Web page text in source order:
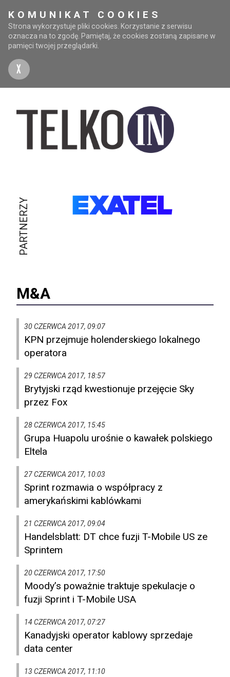
KOMUNIKAT COOKIES
Strona wykorzystuje pliki cookies. Korzystanie z serwisu
oznacza na to zgodę. Pamiętaj, że cookies zostaną zapisane w
pamięci twojej przeglądarki.
X
PARTNERZY
M&A
30 CZERWCA 2017, 09:07
KPN przejmuje holenderskiego lokalnego
operatora
29 CZERWCA 2017, 18:57
Brytyjski rząd kwestionuje przejęcie Sky
przez Fox
28 CZERWCA 2017, 15:45
Grupa Huapolu urośnie o kawałek polskiego
Eltela
27 CZERWCA 2017, 10:03
Sprint rozmawia o współpracy z
amerykańskimi kablówkami
21 CZERWCA 2017, 09:04
Handelsblatt: DT chce fuzji T-Mobile US ze
Sprintem
20 CZERWCA 2017, 17:50
Moody’s poważnie traktuje spekulacje o
fuzji Sprint i T-Mobile USA
14 CZERWCA 2017, 07:27
Kanadyjski operator kablowy sprzedaje
data center
13 CZERWCA 2017, 11:10